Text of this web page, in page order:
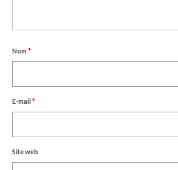
Nom *
E-mail *
Site web